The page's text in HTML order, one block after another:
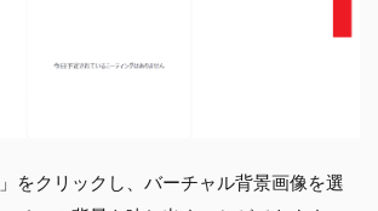
をクリックし、バーチャル背景画像を選